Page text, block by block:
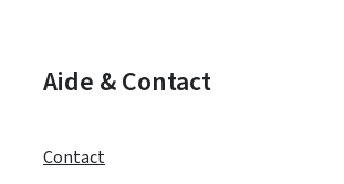
Aide & Contact
Contact